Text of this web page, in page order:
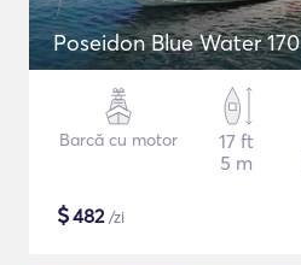
Poseidon Blue Water 170
Barcă cu motor
17 ft
5 m
$482/zi